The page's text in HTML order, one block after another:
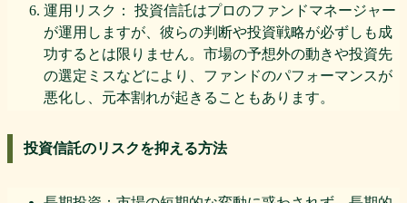
運用リスク： 投資信託はプロのファンドマネージャー
が運用しますが、彼らの判断や投資戦略が必ずしも成
功するとは限りません。市場の予想外の動きや投資先
の選定ミスなどにより、ファンドのパフォーマンスが
悪化し、元本割れが起きることもあります。
投資信託のリスクを抑える方法